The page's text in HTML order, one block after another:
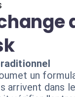
un
arrivent dans